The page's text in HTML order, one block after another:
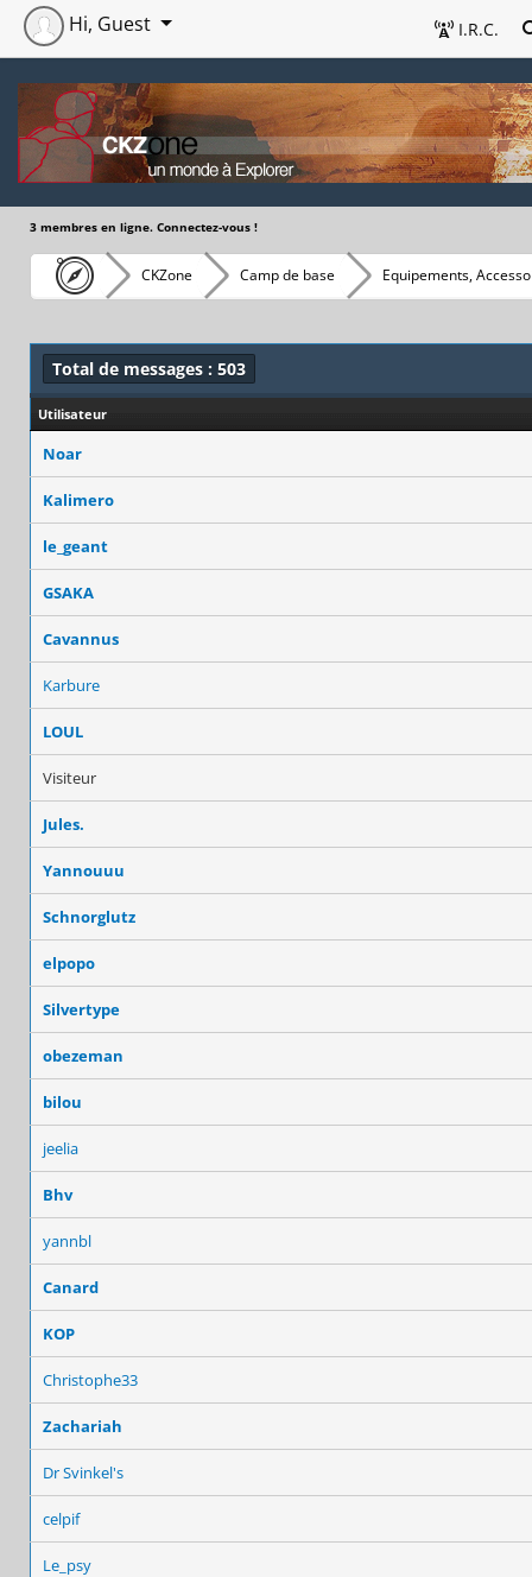
I.R.C.
Hi, Guest
3 membres en ligne. Connectez-vous !
CKZone Camp de base Equipements,
Total de messages : 503
Utilisateur
Noar
Kalimero
le_geant
GSAKA
Cavannus
Karbure
LOUL
Visiteur
Jules.
Yannouuu
Schnorglutz
elpopo
Silvertype
obezeman
bilou
jeelia
Bhv
yannbl
Canard
KOP
Christophe33
Zachariah
Dr Svinkel's
celpif
Le_psy